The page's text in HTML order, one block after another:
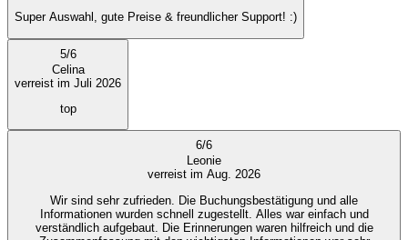
Super Auswahl, gute Preise & freundlicher Support! :)
5/6
Celina
verreist im Juli 2026
top
6/6
Leonie
verreist im Aug. 2026
Wir sind sehr zufrieden. Die Buchungsbestätigung und alle
Informationen wurden schnell zugestellt. Alles war einfach und
verständlich aufgebaut. Die Erinnerungen waren hilfreich und die